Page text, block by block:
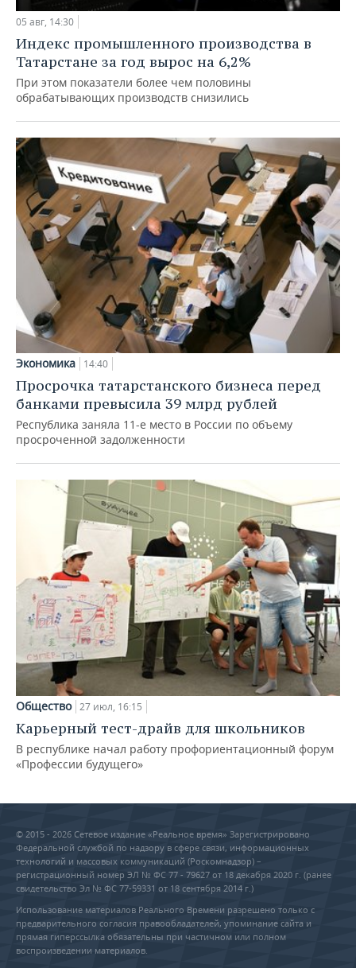
05 авг, 14:30
Индекс промышленного производства в
Татарстане за год вырос на 6,2%
При этом показатели более чем половины
обрабатывающих производств снизились
Экономика 14:40
Просрочка татарстанского бизнеса перед
банками превысила 39 млрд рублей
Республика заняла 11-е место в России по объему
просроченной задолженности
Общество 27 июл, 16:15
Карьерный тест-драйв для школьников
В республике начал работу профориентационный форум
«Профессии будущего»
© 2015 - 2026 Сетевое издание «Реальное время» Зарегистрировано
Федеральной службой по надзору в сфере связи, информационных
технологий и массовых коммуникаций (Роскомнадзор) –
регистрационный номер ЭЛ № ФС 77 - 79627 от 18 декабря 2020 г. (ранее
свидетельство Эл № ФС 77-59331 от 18 сентября 2014 г.)
Использование материалов Реального Времени разрешено только с
предварительного согласия правообладателей, упоминание сайта и
прямая гиперссылка обязательны при частичном или полном
воспроизведении материалов.